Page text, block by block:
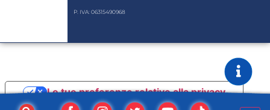
P. IVA: 06315490968
Le tue preferenze relative alla privacy